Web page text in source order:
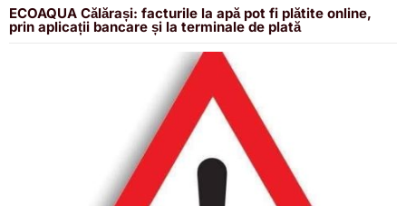
ECOAQUA Călărași: facturile la apă pot fi plătite online,
prin aplicații bancare și la terminale de plată